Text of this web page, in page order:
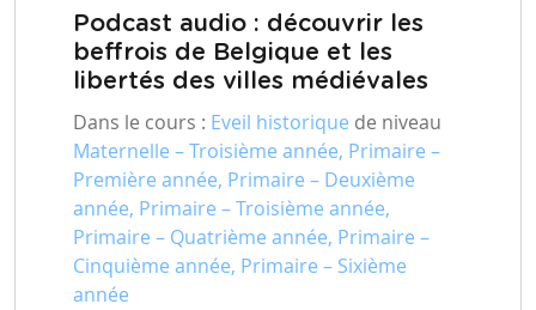
Podcast audio : découvrir les
beffrois de Belgique et les
libertés des villes médiévales
Dans le cours : Eveil historique de niveau
Maternelle – Troisième année, Primaire –
Première année, Primaire – Deuxième
année, Primaire – Troisième année,
Primaire – Quatrième année, Primaire –
Cinquième année, Primaire – Sixième
année